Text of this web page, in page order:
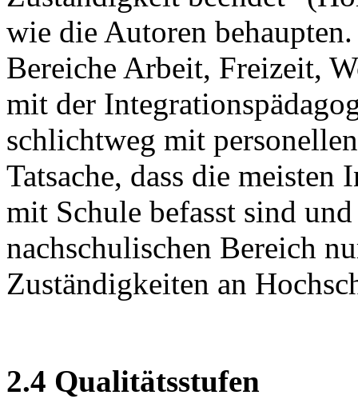
wie die Autoren
Bereiche Arbeit, Freizeit,
mit der
schlichtweg mit
Tatsache, dass die
mit Schule befasst sind
nachschulischen Bereich
Zuständigkeiten an
2.4 Qualitätsstufen